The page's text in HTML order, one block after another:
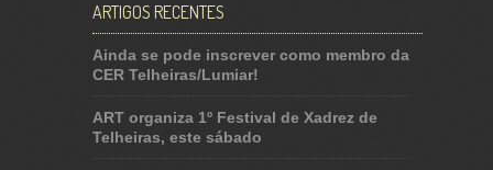
ARTIGOS RECENTES
Ainda se pode inscrever como membro da
CER Telheiras/Lumiar!
ART organiza 1º Festival de Xadrez de
Telheiras, este sábado